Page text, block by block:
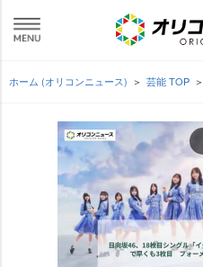
ホーム (オリコンニュース) 芸能 TOP